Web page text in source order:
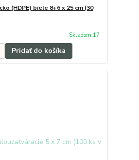
(HDPE) biele 8+6 x 25 cm (30
Skladom 17
Pridať do košíka